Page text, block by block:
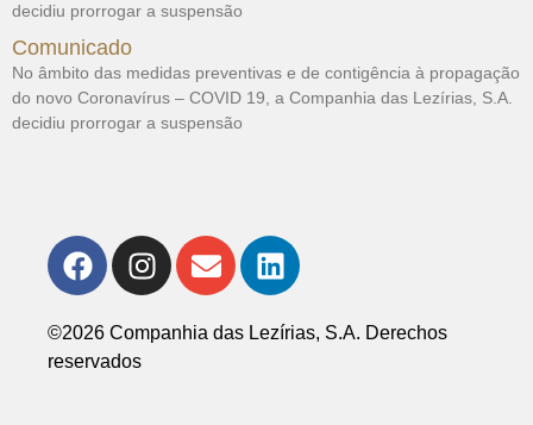
decidiu prorrogar a suspensão
Comunicado
No âmbito das medidas preventivas e de contigência à propagação
do novo Coronavírus – COVID 19, a Companhia das Lezírias, S.A.
decidiu prorrogar a suspensão
©2026 Companhia das Lezírias, S.A. Derechos
reservados